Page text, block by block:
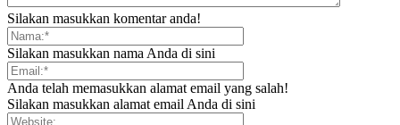
Silakan masukkan komentar anda!
Silakan masukkan nama Anda di sini
Anda telah memasukkan alamat email yang salah!
Silakan masukkan alamat email Anda di sini